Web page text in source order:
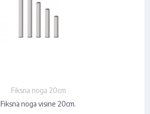
Fiksna noga 20cm
Fiksna noga visine 20cm.